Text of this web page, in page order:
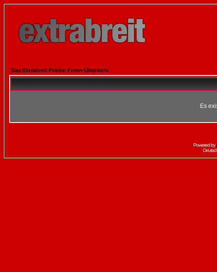
Das Extrabreit-Forum Foren-Übersicht
Es
Powered by